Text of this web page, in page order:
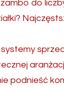
do
podnieść